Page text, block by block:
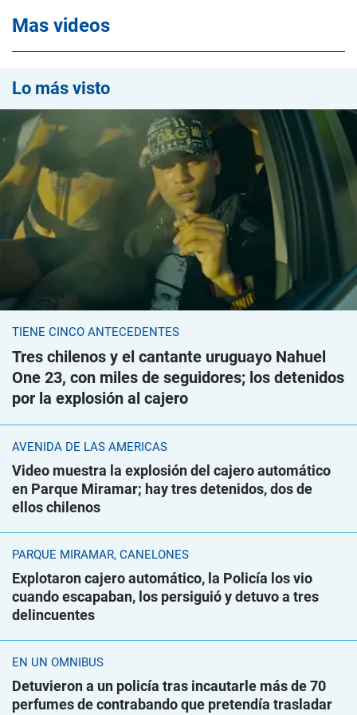
Mas videos
Lo más visto
TIENE CINCO ANTECEDENTES
Tres chilenos y el cantante uruguayo Nahuel
One 23, con miles de seguidores; los detenidos
por la explosión al cajero
AVENIDA DE LAS AMÉRICAS
Video muestra la explosión del cajero automático
en Parque Miramar; hay tres detenidos, dos de
ellos chilenos
PARQUE MIRAMAR, CANELONES
Explotaron cajero automático, la Policía los vio
cuando escapaban, los persiguió y detuvo a tres
delincuentes
EN UN ÓMNIBUS
Detuvieron a un policía tras incautarle más de 70
perfumes de contrabando que pretendía trasladar